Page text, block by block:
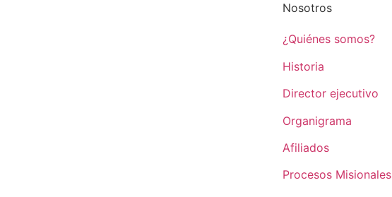
Nosotros
¿Quiénes somos?
Historia
Director ejecutivo
Organigrama
Afiliados
Procesos Misionales